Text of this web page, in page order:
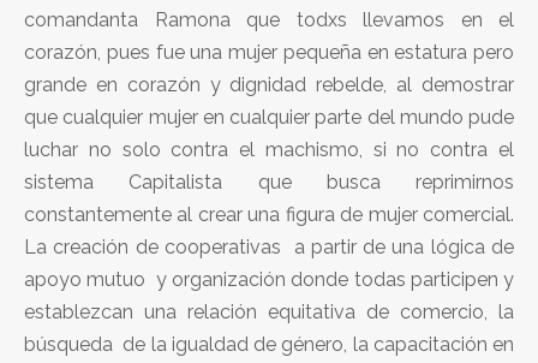
comandanta Ramona que todxs llevamos en el
corazón, pues fue una mujer pequeña en estatura pero
grande en corazón y dignidad rebelde, al demostrar
que cualquier mujer en cualquier parte del mundo pude
luchar no solo contra el machismo, si no contra el
sistema Capitalista que busca reprimirnos
constantemente al crear una figura de mujer comercial.
La creación de cooperativas a partir de una lógica de
apoyo mutuo y organización donde todas participen y
establezcan una relación equitativa de comercio, la
búsqueda de la igualdad de género, la capacitación en